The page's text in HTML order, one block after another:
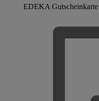
EDEKA Gutscheinkarte